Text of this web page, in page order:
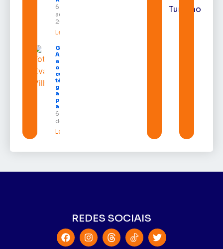
6 de
agosto de
2026
Leia mais »
Governo do
Amapá
amplia
oferta de
cursos
técnicos e
garante
auxílio
permanência
a estudantes
6 de agosto
de 2026
Leia mais »
Turismo
REDES SOCIAIS